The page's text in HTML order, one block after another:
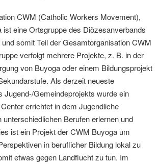
CWM (Catholic Workers Movement),
ist eine Ortsgruppe des Diözesanverbands
somit Teil der Gesamtorganisation CWM
verfolgt mehrere Projekte, z. B. in der
von Buyoga oder einem Bildungsprojekt
Als derzeit neueste
Jugend-/Gemeindeprojekts wurde ein
errichtet in dem Jugendliche
unterschiedlichen Berufen erlernen und
ist ein Projekt der CWM Buyoga um
in beruflicher Bildung lokal zu
etwas gegen Landflucht zu tun. Im